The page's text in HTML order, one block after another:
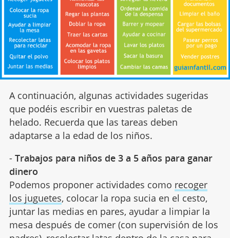
A continuación, algunas actividades sugeridas
que podéis escribir en vuestras paletas de
helado. Recuerda que las tareas deben
adaptarse a la edad de los niños.
- Trabajos para niños de 3 a 5 años para ganar
dinero
Podemos proponer actividades como recoger
los juguetes, colocar la ropa sucia en el cesto,
juntar las medias en pares, ayudar a limpiar la
mesa después de comer (con supervisión de los